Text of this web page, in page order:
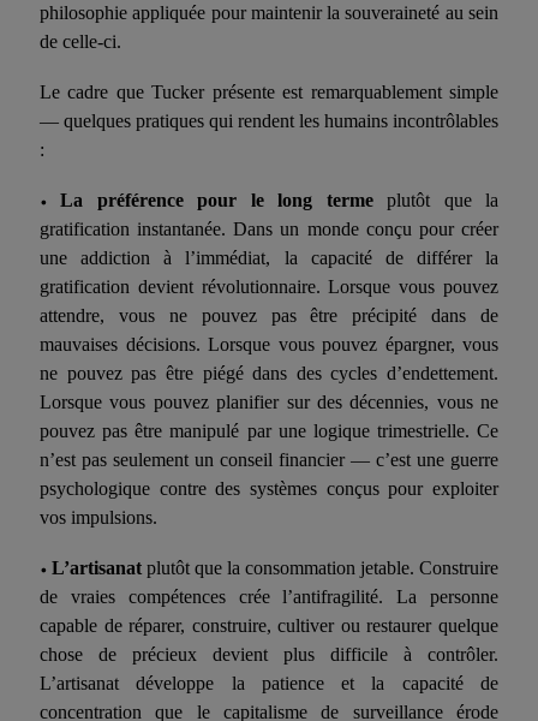
philosophie appliquée pour maintenir la souveraineté au sein
de celle-ci.
Le cadre que Tucker présente est remarquablement simple
— quelques pratiques qui rendent les humains incontrôlables
:
• La préférence pour le long termeplutôt que la
gratification instantanée. Dans un monde conçu pour créer
une addiction à l’immédiat, la capacité de différer la
gratification devient révolutionnaire. Lorsque vous pouvez
attendre, vous ne pouvez pas être précipité dans de
mauvaises décisions. Lorsque vous pouvez épargner, vous
ne pouvez pas être piégé dans des cycles d’endettement.
Lorsque vous pouvez planifier sur des décennies, vous ne
pouvez pas être manipulé par une logique trimestrielle. Ce
n’est pas seulement un conseil financier — c’est une guerre
psychologique contre des systèmes conçus pour exploiter
vos impulsions.
• L’artisanat plutôt que la consommation jetable. Construire
de vraies compétences crée l’antifragilité. La personne
capable de réparer, construire, cultiver ou restaurer quelque
chose de précieux devient plus difficile à contrôler.
L’artisanat développe la patience et la capacité de
concentration que le capitalisme de surveillance érode